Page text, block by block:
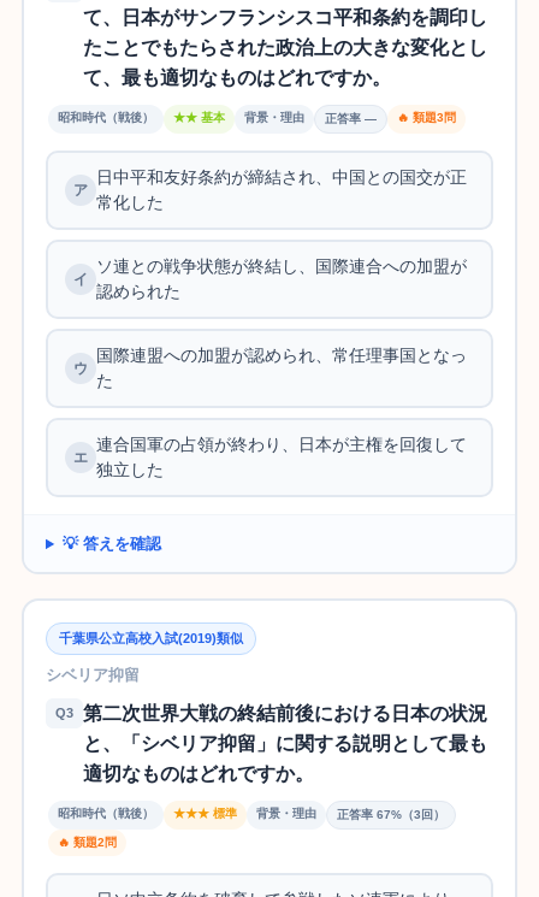
て、日本がサンフランシスコ平和条約を調印し
たことでもたらされた政治上の大きな変化とし
て、最も適切なものはどれですか。
昭和時代（戦後） ★★ 基本 背景・理由 正答率 — 🔥 類題3問
日中平和友好条約が締結され、中国との国交が正
常化した
ソ連との戦争状態が終結し、国際連合への加盟が
認められた
国際連盟への加盟が認められ、常任理事国となっ
た
連合国軍の占領が終わり、日本が主権を回復して
独立した
💡 答えを確認
千葉県公立高校入試(2019)類似
シベリア抑留
Q3
第二次世界大戦の終結前後における日本の状況
と、「シベリア抑留」に関する説明として最も
適切なものはどれですか。
昭和時代（戦後） ★★★ 標準 背景・理由 正答率 67%（3回）
🔥 類題2問